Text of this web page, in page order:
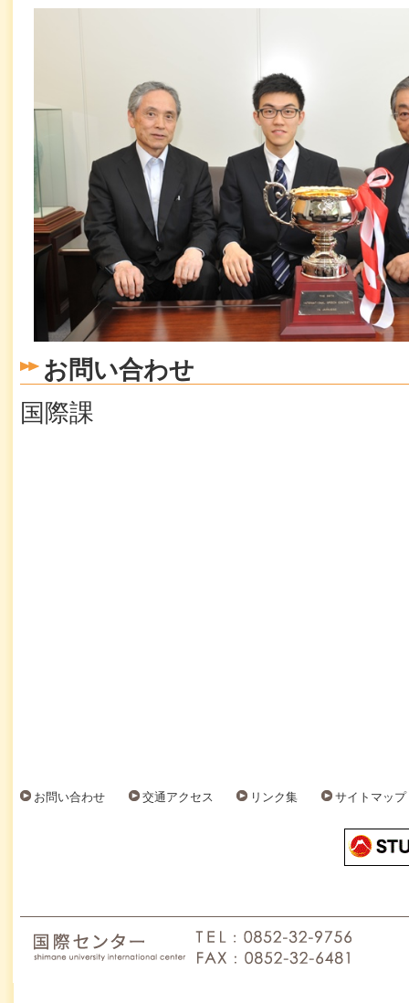
お問い合わせ
国際課
お問い合わせ 交通アクセス リンク集 サイトマップ